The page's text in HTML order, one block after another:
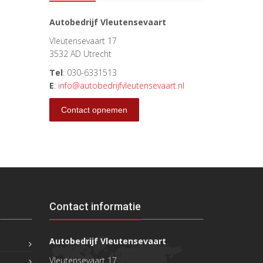
Autobedrijf Vleutensevaart
Vleutensevaart 17
3532 AD Utrecht
Tel: 030-6331513
E: info@autobedrijfvleutensevaart.nl
Contact opnemen
Contact informatie
Autobedrijf Vleutensevaart
Vleutensevaart 17